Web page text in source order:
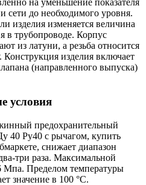
на уменьшение показателя
сети до необходимого уровня.
изделия изменяется величина
в трубопроводе. Корпус
из латуни, а резьба относится
изделия включает
(направленного выпуска)
условия
предохранительный
40 Ру40 с рычагом, купить
снижает диапазон
три раза. Максимальной
Мпа. Пределом температуры
значение в 100 °С.